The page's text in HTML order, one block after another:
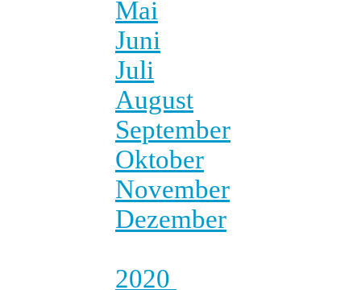
Mai
Juni
Juli
August
September
Oktober
November
Dezember
2020